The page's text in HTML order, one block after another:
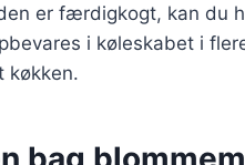
er færdigkogt, kan du
i køleskabet i
køkken.